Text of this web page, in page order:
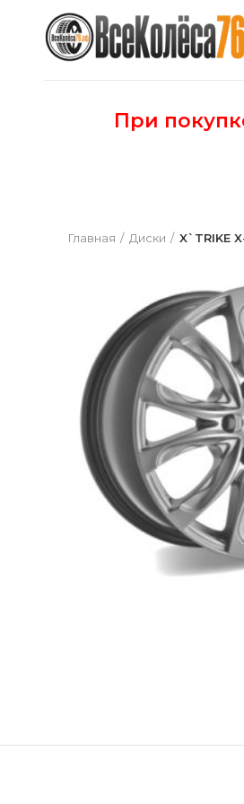
При
Главная Диски X`TRIKE